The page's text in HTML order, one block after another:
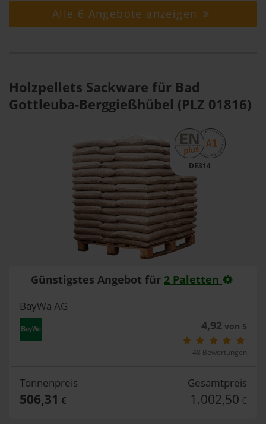
Alle 6 Angebote anzeigen
Holzpellets Sackware für Bad
Gottleuba-Berggießhübel (PLZ 01816)
DE314
Günstigstes Angebot für 2 Paletten
BayWa AG
4,92von 5
48 Bewertungen
Tonnenpreis
506,31 €
Gesamtpreis
1.002,50 €